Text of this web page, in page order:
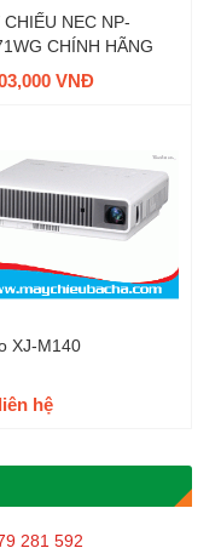
CHIẾU NEC NP-
CHÍNH HÃNG
VNĐ
XJ-M140
hệ
281 592